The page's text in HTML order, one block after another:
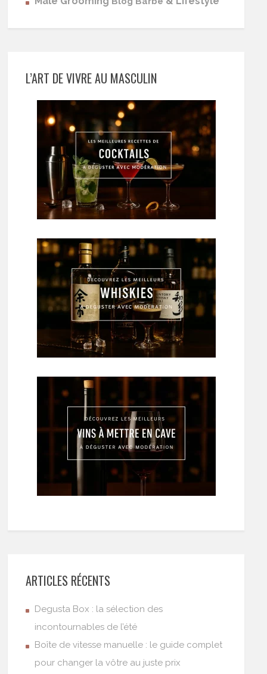
L’ART DE VIVRE AU MASCULIN
ARTICLES RÉCENTS
Degusta Box : la sélection des
incontournables de l’été
Boîte de vitesse manuelle : le guide complet
pour changer la vôtre au juste prix